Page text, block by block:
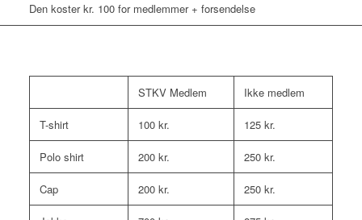
Den koster kr. 100 for medlemmer + forsendelse
STKV Medlem Ikke medlem
T-shirt 100 kr. 125 kr.
Polo shirt 200 kr. 250 kr.
Cap 200 kr. 250 kr.